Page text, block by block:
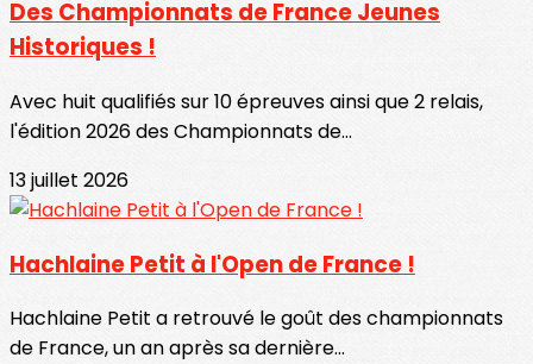
Des Championnats de France Jeunes
Historiques !
Avec huit qualifiés sur 10 épreuves ainsi que 2 relais,
l'édition 2026 des Championnats de...
13 juillet 2026
Hachlaine Petit à l'Open de France !
Hachlaine Petit a retrouvé le goût des championnats
de France, un an après sa dernière...